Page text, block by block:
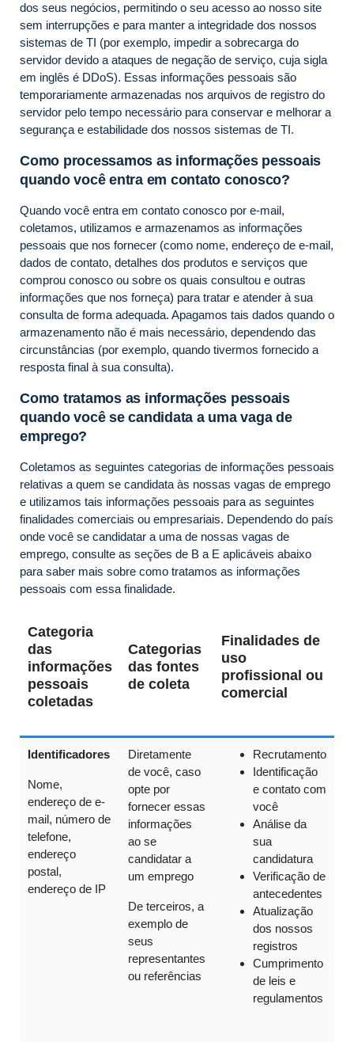
dos seus negócios, permitindo o seu acesso ao nosso site
sem interrupções e para manter a integridade dos nossos
sistemas de TI (por exemplo, impedir a sobrecarga do
servidor devido a ataques de negação de serviço, cuja sigla
em inglês é DDoS). Essas informações pessoais são
temporariamente armazenadas nos arquivos de registro do
servidor pelo tempo necessário para conservar e melhorar a
segurança e estabilidade dos nossos sistemas de TI.
Como processamos as informações pessoais
quando você entra em contato conosco?
Quando você entra em contato conosco por e-mail,
coletamos, utilizamos e armazenamos as informações
pessoais que nos fornecer (como nome, endereço de e-mail,
dados de contato, detalhes dos produtos e serviços que
comprou conosco ou sobre os quais consultou e outras
informações que nos forneça) para tratar e atender à sua
consulta de forma adequada. Apagamos tais dados quando o
armazenamento não é mais necessário, dependendo das
circunstâncias (por exemplo, quando tivermos fornecido a
resposta final à sua consulta).
Como tratamos as informações pessoais
quando você se candidata a uma vaga de
emprego?
Coletamos as seguintes categorias de informações pessoais
relativas a quem se candidata às nossas vagas de emprego
e utilizamos tais informações pessoais para as seguintes
finalidades comerciais ou empresariais. Dependendo do país
onde você se candidatar a uma de nossas vagas de
emprego, consulte as seções de B a E aplicáveis abaixo
para saber mais sobre como tratamos as informações
pessoais com essa finalidade.
Categoria
das
informações
pessoais
coletadas
Categorias
das fontes
de coleta
Finalidades de
uso
profissional ou
comercial
Identificadores
Nome,
endereço de e-
mail, número de
telefone,
endereço
postal,
endereço de IP
Diretamente
de você, caso
opte por
fornecer essas
informações
ao se
candidatar a
um emprego
De terceiros, a
exemplo de
seus
representantes
ou referências
Recrutamento
Identificação
e contato com
você
Análise da
sua
candidatura
Verificação de
antecedentes
Atualização
dos nossos
registros
Cumprimento
de leis e
regulamentos